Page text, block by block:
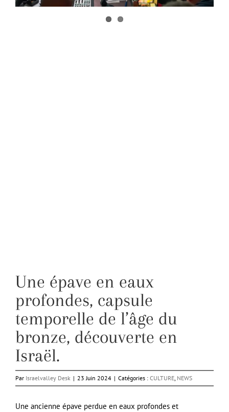
Une épave en eaux
profondes, capsule
temporelle de l’âge du
bronze, découverte en
Israël.
Par Israelvalley Desk | 23 Juin 2024 | Catégories : CULTURE, NEWS
Une ancienne épave perdue en eaux profondes et